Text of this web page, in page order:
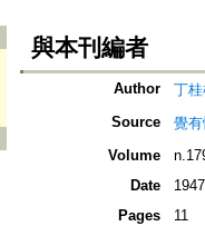
與本刊編者
Author
丁桂
Source
覺有
Volume
Date
Pages
11